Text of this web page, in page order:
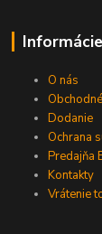
O nás
Dodanie
Ochrana
Predajňa
Kontakty
Vrátenie